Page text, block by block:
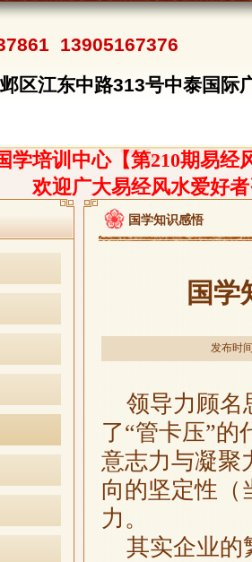
13905167376
区江东中路313号中泰国际
学培训中心【第210期易经
欢迎广大易经风水爱好
国学知识感悟
国
发布时
领导力顾名
了“管卡压”
意志力与凝聚
向的坚定性（
力。
其实企业的